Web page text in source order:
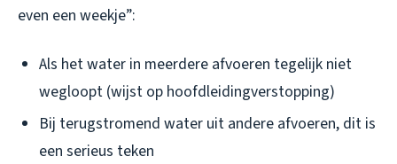
even een weekje”:
Als het water in meerdere afvoeren tegelijk niet
wegloopt (wijst op hoofdleidingverstopping)
Bij terugstromend water uit andere afvoeren, dit is
een serieus teken